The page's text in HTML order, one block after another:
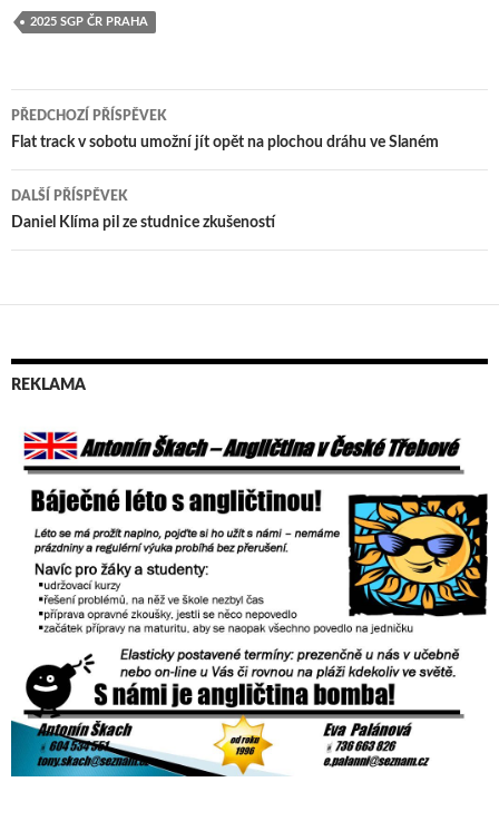
2025 SGP ČR PRAHA
Navigace
pro
příspěvek
PŘEDCHOZÍ PŘÍSPĚVEK
Flat track v sobotu umožní jít opět na plochou dráhu ve Slaném
DALŠÍ PŘÍSPĚVEK
Daniel Klíma pil ze studnice zkušeností
REKLAMA